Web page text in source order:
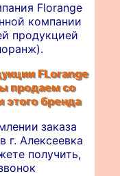
Florange
компании
продукцией
FLorange
продаем со
этого бренда
заказа
г. Алексеевка
получить,